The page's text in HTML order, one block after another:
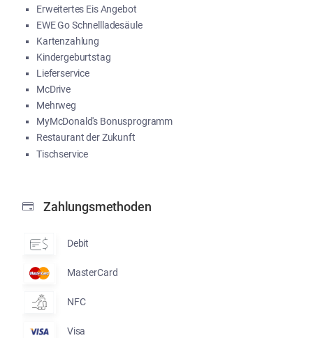
Erweitertes Eis Angebot
EWE Go Schnellladesäule
Kartenzahlung
Kindergeburtstag
Lieferservice
McDrive
Mehrweg
MyMcDonald's Bonusprogramm
Restaurant der Zukunft
Tischservice
Zahlungsmethoden
Debit
MasterCard
NFC
Visa